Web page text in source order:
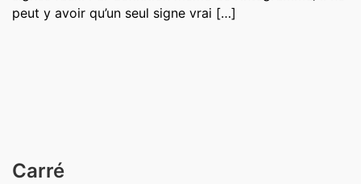
peut y avoir qu’un seul signe vrai […]
Carré